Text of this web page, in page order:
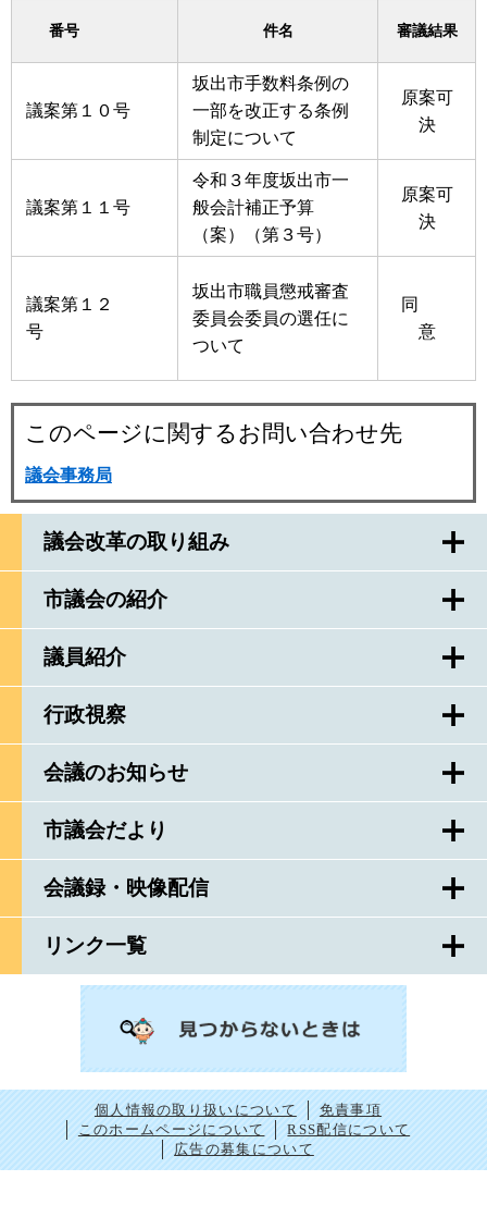
議会改革の取り組み
市議会の紹介
議員紹介
行政視察
会議のお知らせ
市議会だより
会議録・映像配信
リンク一覧
番号 件名 審議結果
議案第１０号
坂出市手数料条例の
一部を改正する条例
制定について
原案可
決
議案第１１号
令和３年度坂出市一
般会計補正予算
（案）（第３号）
原案可
決
議案第１２
号
坂出市職員懲戒審査
委員会委員の選任に
ついて
同
意
このページに関するお問い合わせ先
議会事務局
個人情報の取り扱いについて
免責事項
このホームページについて
RSS配信について
広告の募集について